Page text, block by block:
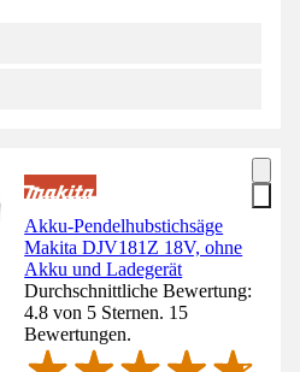
Akku-Pendelhubstichsäge
Makita DJV181Z 18V, ohne
Akku und Ladegerät
Durchschnittliche Bewertung:
4.8 von 5 Sternen. 15
Bewertungen.